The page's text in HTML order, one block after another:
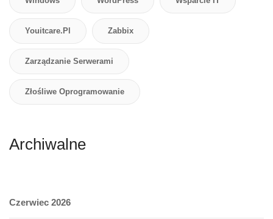
Youitcare.pl Zabbix
Zarządzanie Serwerami
Złośliwe Oprogramowanie
Archiwalne
Czerwiec 2026